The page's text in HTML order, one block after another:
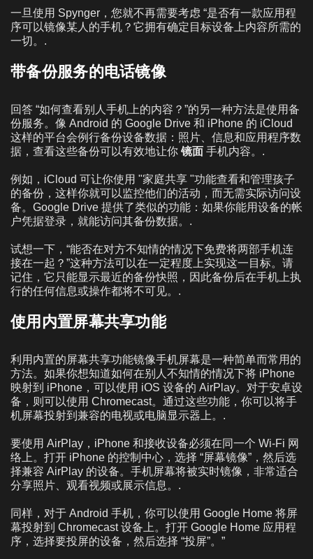
一旦使用 Spynger，您就不再需要考虑 “是否有一款应用程
序可以镜像某人的手机？它拥有确定目标设备上内容所需的
一切。.
带备份服务的电话镜像
回答 “如何查看别人手机上的内容？”的另一种方法是使用备
份服务。像 Android 的 Google Drive 和 iPhone 的 iCloud
这样的平台会例行备份设备数据：照片、信息和应用程序数
据，查看这些备份可以有效地让你 镜面 手机内容。.
例如，iCloud 可让你使用 "家庭共享 "功能查看和管理孩子
的备份，这样你就可以监控他们的活动，而无需实际访问设
备。Google Drive 提供了类似的功能：如果你能用设备的帐
户凭据登录，就能访问其备份数据。.
试想一下，“能否在对方不知情的情况下免费将两部手机连
接在一起？”这种方法可以在一定程度上实现这一目标。请
记住，它只能显示最近的备份快照，因此备份后在手机上执
行的任何信息或操作都将不可见。.
使用内置屏幕共享功能
利用内置的屏幕共享功能镜像手机屏幕是一种简单而常用的
方法。如果你想知道如何在别人不知情的情况下将 iPhone
映射到 iPhone，可以使用 iOS 设备的 AirPlay。对于安卓设
备，则可以使用 Chromecast。通过这些功能，你可以将手
机屏幕投射到兼容的电视或电脑显示器上。.
要使用 AirPlay，iPhone 和接收设备必须在同一个 Wi-Fi 网
络上。打开 iPhone 的控制中心，选择 “屏幕镜像”，然后选
择兼容 AirPlay 的设备。手机屏幕将被实时镜像，非常适合
分享照片、观看视频或展示信息。.
同样，对于 Android 手机，你可以使用 Google Home 将屏
幕投射到 Chromecast 设备上。打开 Google Home 应用程
序，选择要投屏的设备，然后选择 “投屏”。”